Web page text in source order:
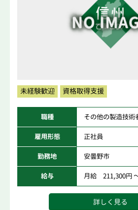
未経験歓迎 資格取得支援
職種 その他の製造技術
雇用形態 正社員
勤務地 安曇野市
給与 月給 211,300円
詳しく見る